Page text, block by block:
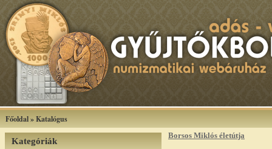
Főoldal»Katalógus
Kategóriák
Borsos Miklós életútja